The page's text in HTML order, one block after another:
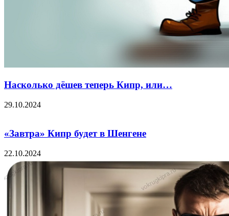
Насколько дёшев теперь Кипр, или…
29.10.2024
«Завтра» Кипр будет в Шенгене
22.10.2024